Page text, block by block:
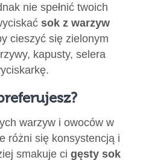
nie spełnić twoich
sok z warzyw
cieszyć się zielonym
kapusty, selera
warzyw i owoców w
różni się konsystencją i
smakuje ci gęsty sok